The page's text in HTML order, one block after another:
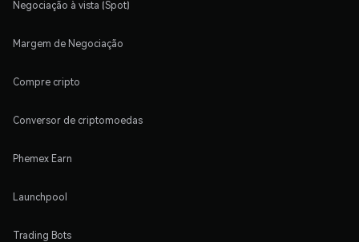
Negociação à vista (Spot)
Margem de Negociação
Compre cripto
Conversor de criptomoedas
Phemex Earn
Launchpool
Trading Bots